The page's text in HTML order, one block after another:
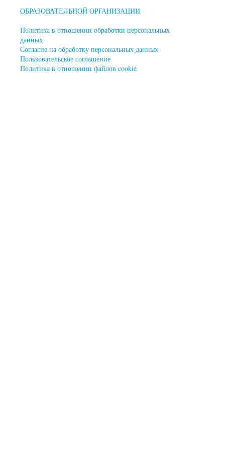
ОБРАЗОВАТЕЛЬНОЙ ОРГАНИЗАЦИИ
Политика в отношении обработки персональных
данных
Согласие на обработку персональных данных
Пользовательское соглашение
Политика в отношении файлов cookie